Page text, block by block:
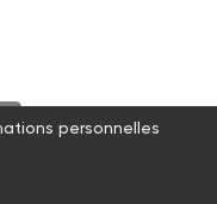
personnelles